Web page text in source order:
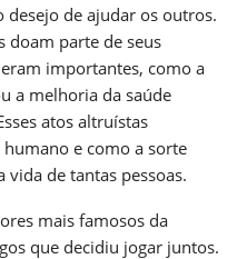
desejo de ajudar os outros.
doam parte de seus
importantes, como a
a melhoria da saúde
atos altruístas
e como a sorte
de tantas pessoas.
mais famosos da
que decidiu jogar juntos.